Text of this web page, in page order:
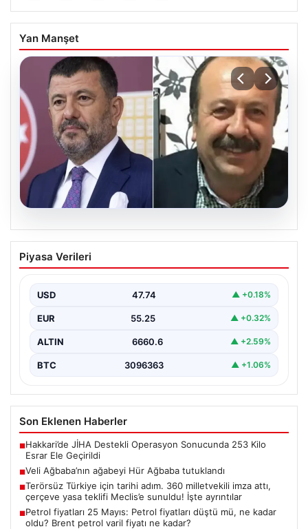
Yan Manşet
Veli Ağbaba’nın ağabeyi Hür Ağbaba
tutuklandı
Piyasa Verileri
USD 47.74 ▲ +0.18%
EUR 55.25 ▲ +0.32%
ALTIN 6660.6 ▲ +2.59%
BTC 3096363 ▲ +1.06%
Son Eklenen Haberler
■Hakkari’de JİHA Destekli Operasyon Sonucunda 253 Kilo
Esrar Ele Geçirildi
■Veli Ağbaba’nın ağabeyi Hür Ağbaba tutuklandı
■Terörsüz Türkiye için tarihi adım. 360 milletvekili imza attı,
çerçeve yasa teklifi Meclis’e sunuldu! İşte ayrıntılar
■Petrol fiyatları 25 Mayıs: Petrol fiyatları düştü mü, ne kadar
oldu? Brent petrol varil fiyatı ne kadar?